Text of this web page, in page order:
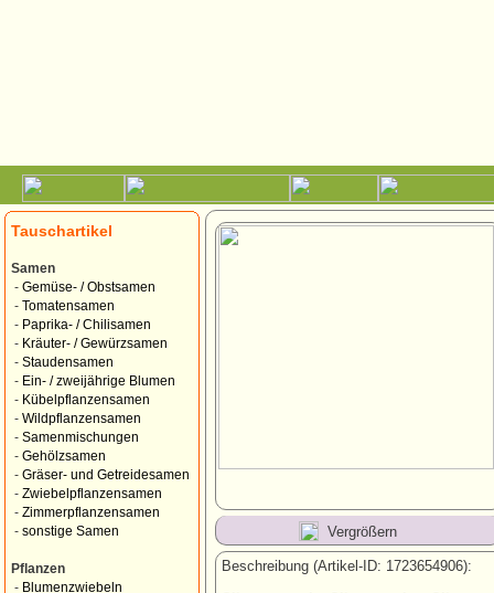
Tauschartikel
Samen
- Gemüse- / Obstsamen
- Tomatensamen
- Paprika- / Chilisamen
- Kräuter- / Gewürzsamen
- Staudensamen
- Ein- / zweijährige Blumen
- Kübelpflanzensamen
- Wildpflanzensamen
- Samenmischungen
- Gehölzsamen
- Gräser- und Getreidesamen
- Zwiebelpflanzensamen
- Zimmerpflanzensamen
- sonstige Samen
Pflanzen
- Blumenzwiebeln
Vergrößern
Beschreibung (Artikel-ID: 1723654906):